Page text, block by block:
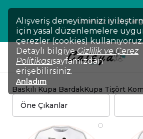
Alışveriş deneyiminizi
için yasal düzenlemelere
çerezler (cookies) kullanıyoruz.
Detaylı bilgiye Gizlilik ve Çerez
Politikasısayfamızdan
erişebilirsiniz.
Anladım
Ücretsiz Hızlı
Baskılı Kupa BardakKupa Tişört